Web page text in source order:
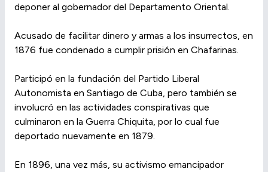
deponer al gobernador del Departamento Oriental.
Acusado de facilitar dinero y armas a los insurrectos, en
1876 fue condenado a cumplir prisión en Chafarinas.
Participó en la fundación del Partido Liberal
Autonomista en Santiago de Cuba, pero también se
involucró en las actividades conspirativas que
culminaron en la Guerra Chiquita, por lo cual fue
deportado nuevamente en 1879.
En 1896, una vez más, su activismo emancipador